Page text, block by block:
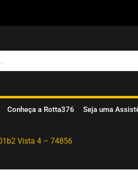
Conheça a Rotta376 Seja uma
Vista 4 – 74856